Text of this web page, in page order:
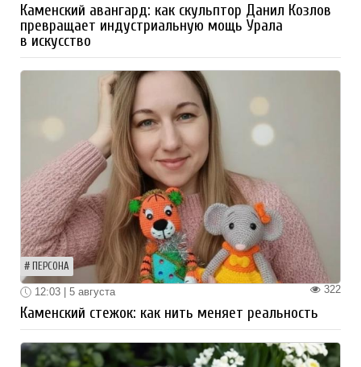
Каменский авангард: как скульптор Данил Козлов
превращает индустриальную мощь Урала
в искусство
ПЕРСОНА
322
12:03 | 5 августа
Каменский стежок: как нить меняет реальность